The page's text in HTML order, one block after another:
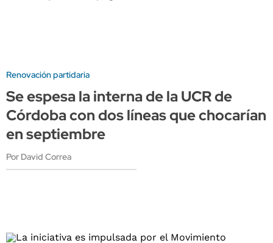
Renovación partidaria
Se espesa la interna de la UCR de
Córdoba con dos líneas que chocarían
en septiembre
Por David Correa